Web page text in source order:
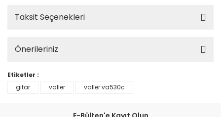
Taksit Seçenekleri
Önerileriniz
Etiketler :
gitar
valler valler va530c